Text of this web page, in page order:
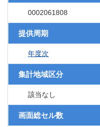
0002061808
提供周期
年度次
集計地域区分
該当なし
画面総セル数